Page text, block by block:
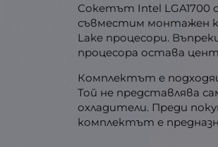
Сокетът Intel LGA1700
съвместим монтажен
Lake процесори.
процесора остава
Комплектът е
Той не представлява
охладители. Преди
комплектът е